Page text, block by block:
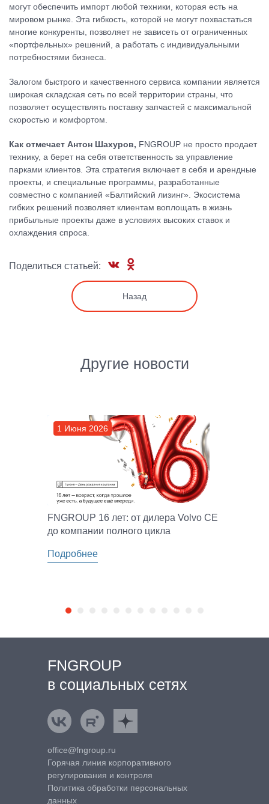
могут обеспечить импорт любой техники, которая есть на
мировом рынке. Эта гибкость, которой не могут похвастаться
многие конкуренты, позволяет не зависеть от ограниченных
«портфельных» решений, а работать с индивидуальными
потребностями бизнеса.
Залогом быстрого и качественного сервиса компании является
широкая складская сеть по всей территории страны, что
позволяет осуществлять поставку запчастей с максимальной
скоростью и комфортом.
Как отмечает Антон Шахуров, FNGROUP не просто продает
технику, а берет на себя ответственность за управление
парками клиентов. Эта стратегия включает в себя и арендные
проекты, и специальные программы, разработанные
совместно с компанией «Балтийский лизинг». Экосистема
гибких решений позволяет клиентам воплощать в жизнь
прибыльные проекты даже в условиях высоких ставок и
охлаждения спроса.
Назад
Поделиться статьей:
Другие новости
1 Июня 2026
FNGROUP 16 лет: от дилера Volvo CE
до компании полного цикла
Подробнее
FNGROUP
в социальных сетях
ВКонтактеRutube Яндекс.Дзен
office@fngroup.ru
Горячая линия корпоративного
регулирования и контроля
Политика обработки персональных
данных